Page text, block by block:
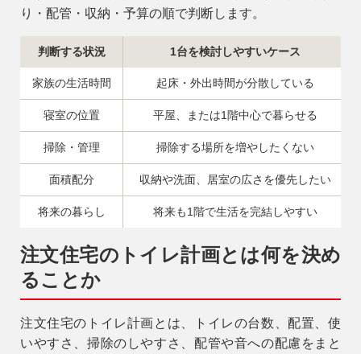
り・配管・収納・予算の順で判断します。
判断する状況 1台を検討しやすいケース
家族の生活時間 起床・外出時間が分散している
寝室の位置 平屋、または1階中心で暮らせる
掃除・管理 掃除する場所を増やしたくない
面積配分 収納や洗面、居室の広さを優先したい
将来の暮らし 将来も1階で生活を完結しやすい
注文住宅のトイレ計画とは何を決め
ることか
注文住宅のトイレ計画とは、トイレの台数、配置、使
いやすさ、掃除のしやすさ、配管や音への配慮をまと